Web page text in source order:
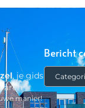
, je gids
manier!
Bericht